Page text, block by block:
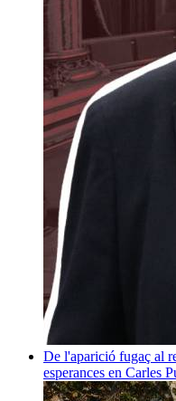
De l'aparició fugaç al
esperances en Carles